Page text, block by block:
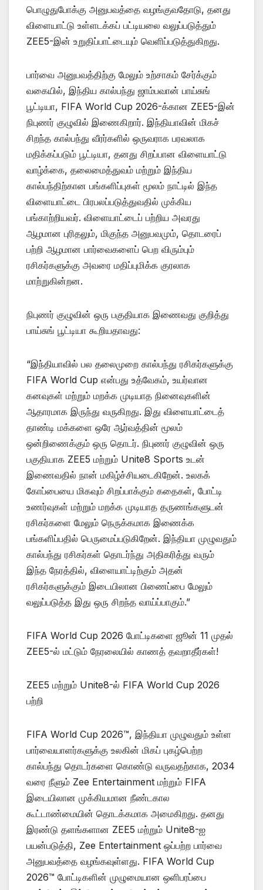
பொழுதுபோக்கு அனுபவத்தை வழங்குவதோடு, தனது
விளையாட்டு உள்ளடக்கப் பட்டியலை வலுப்படுத்தும்
ZEE5-இன் உறுதிப்பாட்டையும் வெளிப்படுத்துகிறது.
பார்வை அனுபவத்திற்கு மேலும் உற்சாகம் சேர்க்கும்
வகையில், இந்திய கால்பந்து ஜாம்பவான் பாய்சுங்
பூட்டியா, FIFA World Cup 2026-க்கான ZEE5-இன்
நிபுணர் குழுவில் இணைகிறார். இந்தியாவின் மிகச்
சிறந்த கால்பந்து வீரர்களில் ஒருவராக பரவலாக
மதிக்கப்படும் பூட்டியா, தனது சிறப்பான விளையாட்டு
வாழ்க்கை, தலைமைத்துவம் மற்றும் இந்திய
கால்பந்திற்கான பங்களிப்புகள் மூலம் நாட்டில் இந்த
விளையாட்டை பிரபலப்படுத்துவதில் முக்கிய
பங்காற்றியவர். விளையாட்டைப் பற்றிய அவரது
ஆழமான புரிதலும், மிகுந்த அனுபவமும், தொடரைப்
பற்றி ஆழமான பார்வைகளைப் பெற விரும்பும்
ரசிகர்களுக்கு அவரை மதிப்புமிக்க குரலாக
மாற்றுகின்றன.
நிபுணர் குழுவின் ஒரு பகுதியாக இணைவது குறித்து
பாய்சுங் பூட்டியா கூறியதாவது:
“இந்தியாவில் பல தலைமுறை கால்பந்து ரசிகர்களுக்கு
FIFA World Cup என்பது உத்வேகம், உயர்வான
கனவுகள் மற்றும் மறக்க முடியாத நினைவுகளின்
ஆதாரமாக இருந்து வருகிறது. இது விளையாட்டைத்
தாண்டி மக்களை ஒரே ஆர்வத்தின் மூலம்
ஒன்றிணைக்கும் ஒரு தொடர். நிபுணர் குழுவின் ஒரு
பகுதியாக ZEE5 மற்றும் Unite8 Sports உடன்
இணைவதில் நான் மகிழ்ச்சியடைகிறேன். உலகக்
கோப்பையை மிகவும் சிறப்பாக்கும் கதைகள், போட்டி
உணர்வுகள் மற்றும் மறக்க முடியாத தருணங்களுடன்
ரசிகர்களை மேலும் நெருக்கமாக இணைக்க
பங்களிப்பதில் பெருமைப்படுகிறேன். இந்தியா முழுவதும்
கால்பந்து ரசிகர்கள் தொடர்ந்து அதிகரித்து வரும்
இந்த நேரத்தில், விளையாட்டிற்கும் அதன்
ரசிகர்களுக்கும் இடையிலான பிணைப்பை மேலும்
வலுப்படுத்த இது ஒரு சிறந்த வாய்ப்பாகும்.”
FIFA World Cup 2026 போட்டிகளை ஜூன் 11 முதல்
ZEE5-ல் மட்டும் நேரலையில் காணத் தவறாதீர்கள்!
ZEE5 மற்றும் Unite8-ல் FIFA World Cup 2026
பற்றி
FIFA World Cup 2026™️, இந்தியா முழுவதும் உள்ள
பார்வையாளர்களுக்கு உலகின் மிகப் புகழ்பெற்ற
கால்பந்து தொடர்களை கொண்டு வருவதற்காக, 2034
வரை நீளும் Zee Entertainment மற்றும் FIFA
இடையிலான முக்கியமான நீண்டகால
கூட்டாண்மையின் தொடக்கமாக அமைகிறது. தனது
இரண்டு தளங்களான ZEE5 மற்றும் Unite8-ஐ
பயன்படுத்தி, Zee Entertainment ஒப்பற்ற பார்வை
அனுபவத்தை வழங்கவுள்ளது. FIFA World Cup
2026™️ போட்டிகளின் முழுமையான ஒளிபரப்பை